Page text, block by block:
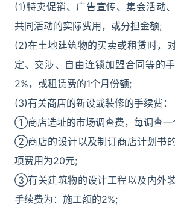
(1)特卖促销、广告宣传、集会活动
共同活动的实际费用，或分担金额;
(2)在土地建筑物的买卖或租赁时，
定、交涉、自由连锁加盟合同等的
2%，或租赁费的1个月份额;
(3)有关商店的新设或装修的手续费：
①商店选址的市场调查费，每调查一
②商店的设计以及制订商店计划书
项费用为20元;
③有关建筑物的设计工程以及内外
手续费为：施工额的2%;